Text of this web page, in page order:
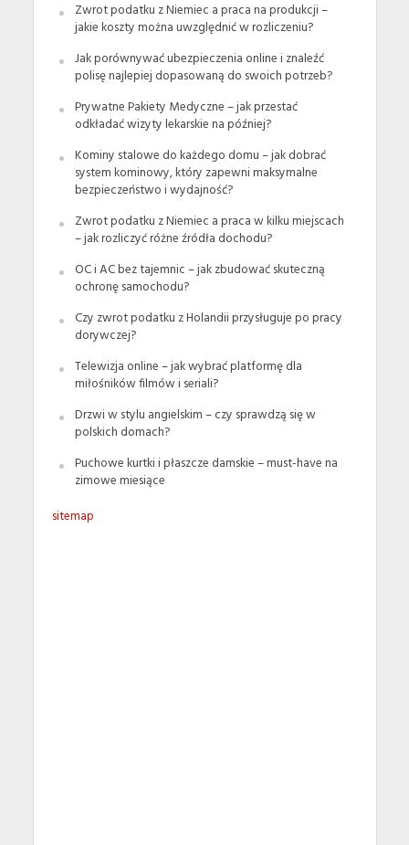
Zwrot podatku z Niemiec a praca na produkcji –
jakie koszty można uwzględnić w rozliczeniu?
Jak porównywać ubezpieczenia online i znaleźć
polisę najlepiej dopasowaną do swoich potrzeb?
Prywatne Pakiety Medyczne – jak przestać
odkładać wizyty lekarskie na później?
Kominy stalowe do każdego domu – jak dobrać
system kominowy, który zapewni maksymalne
bezpieczeństwo i wydajność?
Zwrot podatku z Niemiec a praca w kilku miejscach
– jak rozliczyć różne źródła dochodu?
OC i AC bez tajemnic – jak zbudować skuteczną
ochronę samochodu?
Czy zwrot podatku z Holandii przysługuje po pracy
dorywczej?
Telewizja online – jak wybrać platformę dla
miłośników filmów i seriali?
Drzwi w stylu angielskim – czy sprawdzą się w
polskich domach?
Puchowe kurtki i płaszcze damskie – must-have na
zimowe miesiące
sitemap